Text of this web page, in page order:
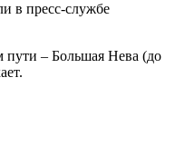
в пресс-службе
пути – Большая Нева (до